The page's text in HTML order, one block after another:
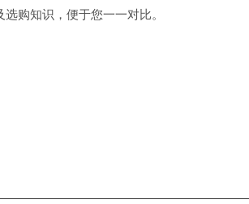
购知识，便于您一一对比。